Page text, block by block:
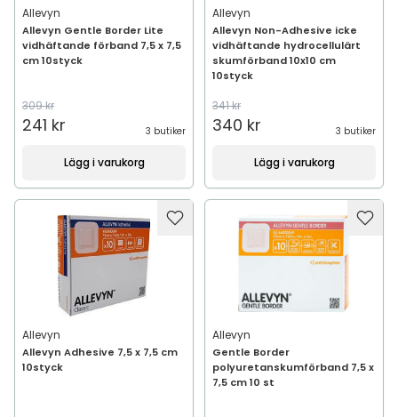
Allevyn
Allevyn Gentle Border Lite
vidhäftande förband 7,5 x 7,5
cm 10styck
309 kr
241 kr 3 butiker
Lägg i varukorg
Allevyn
Allevyn Non-Adhesive icke
vidhäftande hydrocellulärt
skumförband 10x10 cm
10styck
341 kr
340 kr 3 butiker
Lägg i varukorg
Allevyn
Allevyn Adhesive 7,5 x 7,5 cm
10styck
Allevyn
Gentle Border
polyuretanskumförband 7,5 x
7,5 cm 10 st